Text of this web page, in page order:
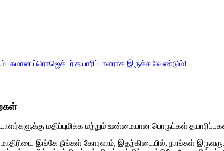
மதிப்புமிக்க மற்றும் உண்மையான பொருட்கள்
மாதிரியை இங்கே நீங்கள் கோரலாம், இதற்கிடையில், நாங்கள்